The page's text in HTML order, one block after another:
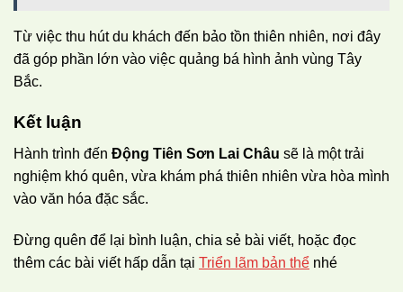
Từ việc thu hút du khách đến bảo tồn thiên nhiên, nơi đây
đã góp phần lớn vào việc quảng bá hình ảnh vùng Tây
Bắc.
Kết luận
Hành trình đến Động Tiên Sơn Lai Châu sẽ là một trải
nghiệm khó quên, vừa khám phá thiên nhiên vừa hòa mình
vào văn hóa đặc sắc.
Đừng quên để lại bình luận, chia sẻ bài viết, hoặc đọc
thêm các bài viết hấp dẫn tại Triển lãm bản thể nhé